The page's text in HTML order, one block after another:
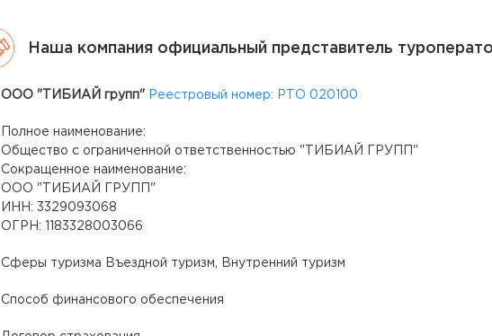
Наша компания официальный представитель
ООО "ТИБИАЙ групп" Реестровый номер: РТО 020100
Полное наименование:
Общество с ограниченной ответственностью "ТИБИАЙ ГРУПП"
Сокращенное наименование:
ООО "ТИБИАЙ ГРУПП"
ИНН: 3329093068
ОГРН: 1183328003066
Сферы туризма Въездной туризм, Внутренний туризм
Способ финансового обеспечения